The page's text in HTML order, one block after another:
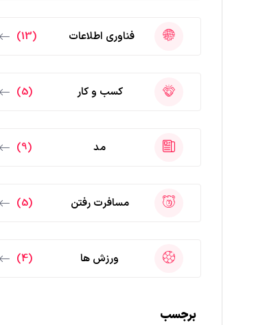
فناوری اطلاعات (13)
کسب و کار (5)
مد (9)
مسافرت رفتن (5)
ورزش ها (4)
برجسب